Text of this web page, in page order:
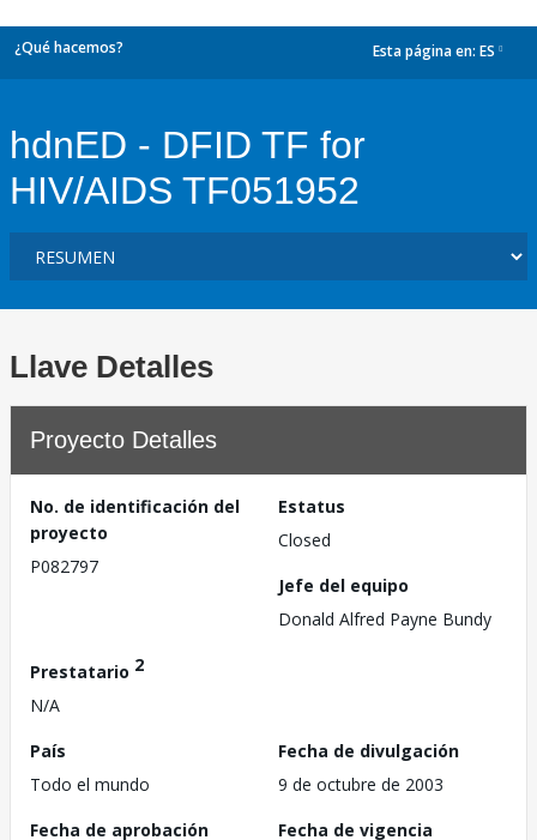
¿Qué hacemos? Esta página en: ES
hdnED - DFID TF for
HIV/AIDS TF051952
Llave Detalles
Proyecto Detalles
No. de identificación del
proyecto
P082797
Estatus
Closed
Jefe del equipo
Donald Alfred Payne Bundy
Prestatario 2
N/A
País
Todo el mundo
Fecha de divulgación
9 de octubre de 2003
Fecha de aprobación
Fecha de vigencia